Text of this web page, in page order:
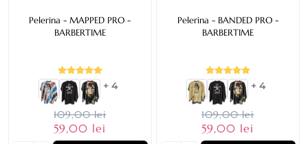
Pelerina - MAPPED PRO -
BARBERTIME
+ 4
109,00 lei
59,00 lei
Pelerina - BANDED PRO -
BARBERTIME
+ 4
109,00 lei
59,00 lei